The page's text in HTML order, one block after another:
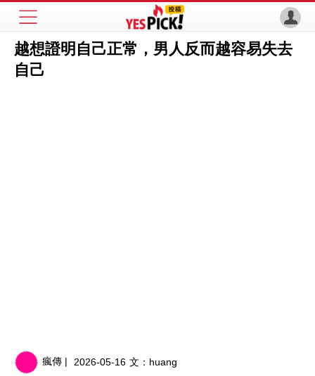
越想證明自己正常，男人反而越容易失去
自己
瘋傳 | 2026-05-16 文： huang